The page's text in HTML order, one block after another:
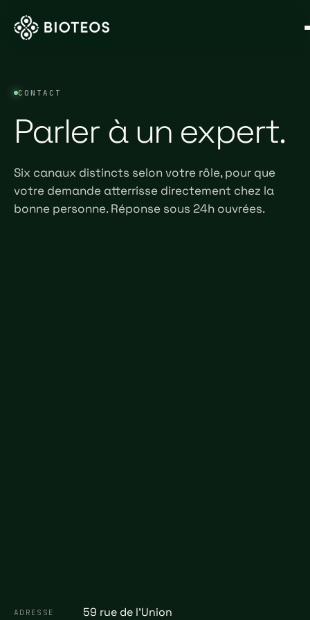
CONTACT
Parler à un expert.
Six canaux distincts selon votre rôle, pour que
votre demande atterrisse directement chez la
bonne personne. Réponse sous 24h ouvrées.
ADRESSE
59 rue de l'Union